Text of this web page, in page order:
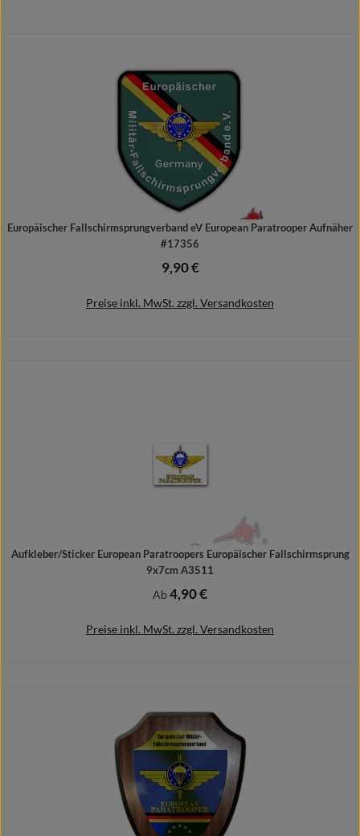
Europäischer Fallschirmsprungverband eV European Paratrooper Aufnäher
#17356
Regulärer Preis:
9,90 €
Preise inkl. MwSt. zzgl. Versandkosten
Aufkleber/Sticker European Paratroopers Europäischer Fallschirmsprung
9x7cm A3511
Regulärer Preis:
Ab4,90 €
Preise inkl. MwSt. zzgl. Versandkosten
Details